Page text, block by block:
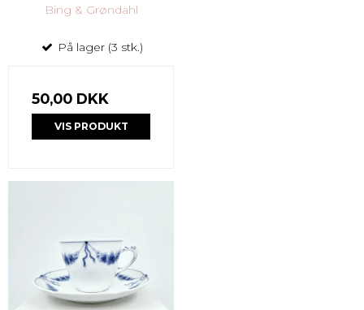
Bing & Grøndahl
På lager (3 stk.)
50,00 DKK
VIS PRODUKT